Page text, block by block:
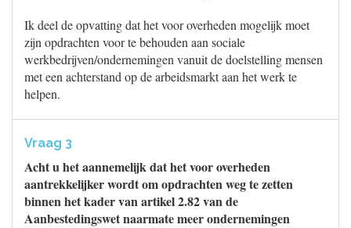
Ik deel de opvatting dat het voor overheden mogelijk moet
zijn opdrachten voor te behouden aan sociale
werkbedrijven/ondernemingen vanuit de doelstelling mensen
met een achterstand op de arbeidsmarkt aan het werk te
helpen.
Vraag 3
Acht u het aannemelijk dat het voor overheden
aantrekkelijker wordt om opdrachten weg te zetten
binnen het kader van artikel 2.82 van de
Aanbestedingswet naarmate meer ondernemingen